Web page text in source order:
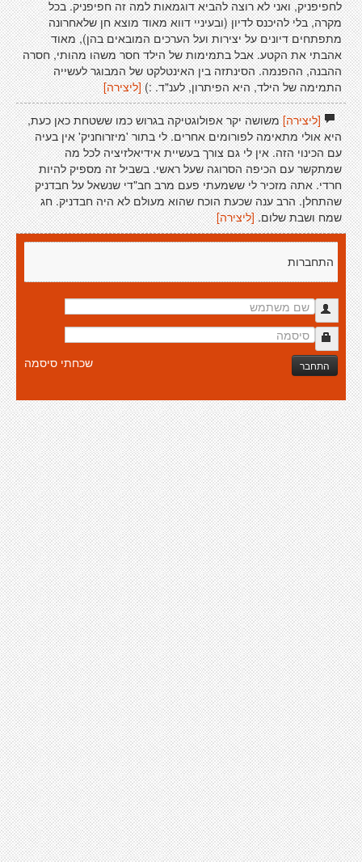
לחפיפניק, ואני לא רוצה להביא דוגמאות למה זה חפיפניק. בכל
מקרה, בלי להיכנס לדיון (ובעיניי דווא מאוד מוצא חן שלאחרונה
מתפתחים דיונים על יצירות ועל הערכים המובאים בהן), מאוד
אהבתי את הקטע. אבל בתמימות של הילד חסר משהו מהותי, חסרה
ההבנה, ההפנמה. הסינתזה בין האינטלקט של המבוגר לעשייה
התמימה של הילד, היא הפיתרון, לענ"ד. :)[ליצירה]
[ליצירה]משושה יקר אפולוגטיקה בגרוש כמו ששטחת כאן כעת,
היא אולי מתאימה לפורומים אחרים. לי בתור 'מיזרוחניק' אין בעיה
עם הכינוי הזה. אין לי גם צורך בעשיית אידיאלזיציה לכל מה
שמתקשר עם הכיפה הסרוגה שעל ראשי. בשביל זה מספיק להיות
חרדי. אתה מזכיר לי ששמעתי פעם מרב חב"די שנשאל על חבדניק
שהתחלן. הרב ענה שכעת הוכח שהוא מעולם לא היה חבדניק. חג
שמח ושבת שלום.[ליצירה]
התחברות
התחבר שכחתי סיסמה